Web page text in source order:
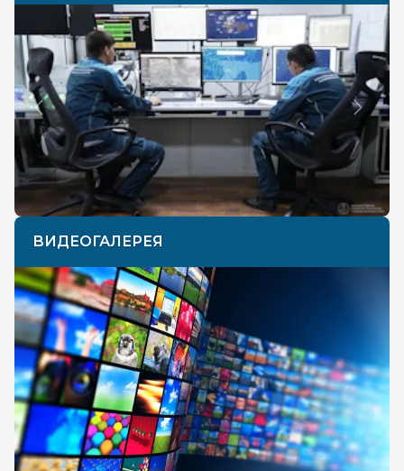
Previous Next
ВИДЕОГАЛЕРЕЯ